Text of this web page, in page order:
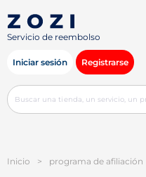
Servicio de reembolso
Iniciar sesión Registrarse
Inicio > programa de afiliación